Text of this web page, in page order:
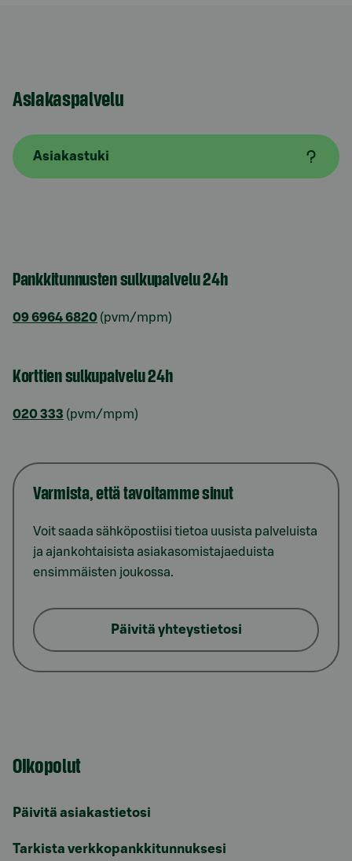
Asiakaspalvelu
Asiakastuki
Pankkitunnusten sulkupalvelu 24h
09 6964 6820 (pvm/mpm)
Korttien sulkupalvelu 24h
020 333 (pvm/mpm)
Varmista, että tavoitamme sinut
Voit saada sähköpostiisi tietoa uusista palveluista
ja ajankohtaisista asiakasomistajaeduista
ensimmäisten joukossa.
Päivitä yhteystietosi
Oikopolut
Päivitä asiakastietosi
Tarkista verkkopankkitunnuksesi